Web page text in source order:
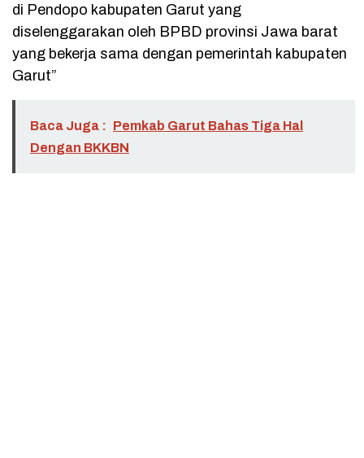
di Pendopo kabupaten Garut yang
diselenggarakan oleh BPBD provinsi Jawa barat
yang bekerja sama dengan pemerintah kabupaten
Garut”
Baca Juga : Pemkab Garut Bahas Tiga Hal
Dengan BKKBN